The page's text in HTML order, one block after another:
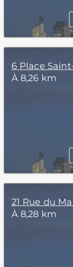
6 Place
À 8,26 km
21 Rue du
À 8,28 km